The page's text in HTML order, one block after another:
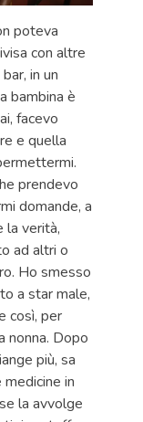
poteva
con altre
in un
bambina è
facevo
e quella
prendevo
domande, a
la verità,
ad altri o
Ho smesso
a star male,
così, per
nonna. Dopo
più, sa
in
la avvolge